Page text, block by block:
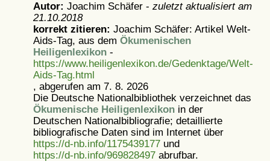
Autor: Joachim Schäfer - zuletzt aktualisiert am
21.10.2018
korrekt zitieren: Joachim Schäfer: Artikel Welt-
Aids-Tag, aus dem Ökumenischen
Heiligenlexikon-
https://www.heiligenlexikon.de/Gedenktage/Welt-
Aids-Tag.html
, abgerufen am 7. 8. 2026
Die Deutsche Nationalbibliothek verzeichnet das
Ökumenische Heiligenlexikonin der
Deutschen Nationalbibliografie; detaillierte
bibliografische Daten sind im Internet über
https://d-nb.info/1175439177und
https://d-nb.info/969828497abrufbar.